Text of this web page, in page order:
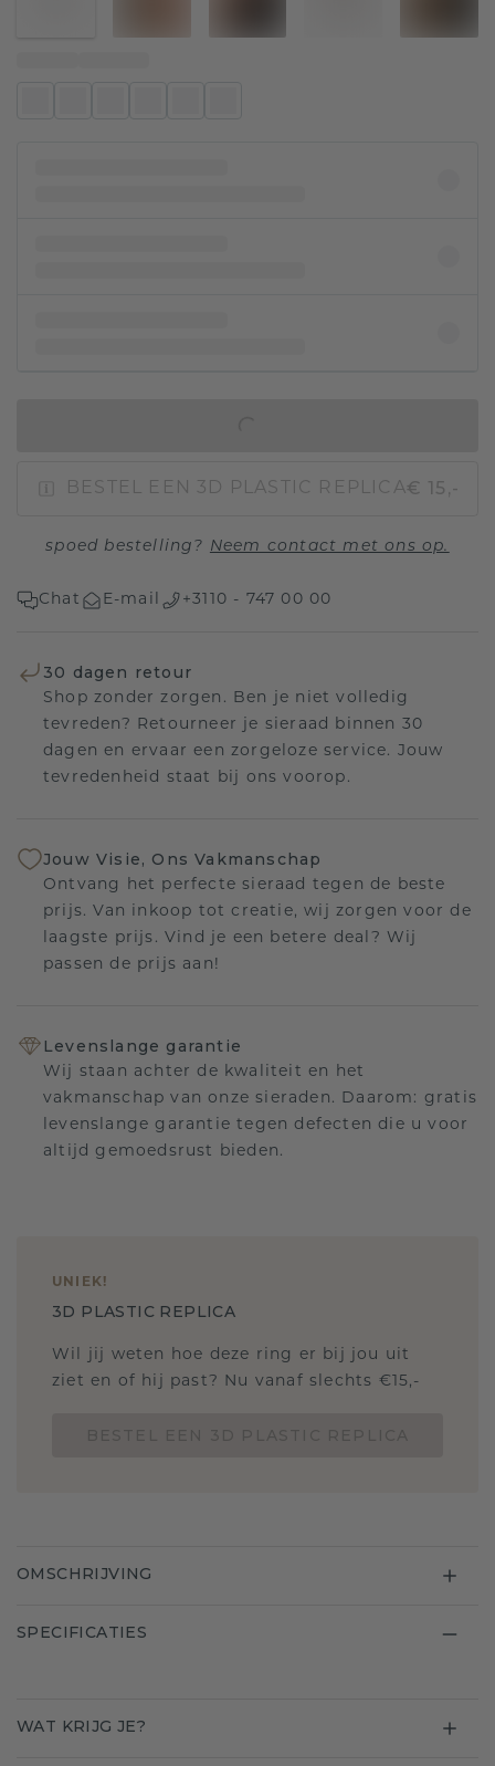
BESTEL EEN 3D PLASTIC REPLICA€ 15,-
spoed bestelling? Neem contact met ons op.
Chat E-mail +3110 - 747 00 00
30 dagen retour
Shop zonder zorgen. Ben je niet volledig
tevreden? Retourneer je sieraad binnen 30
dagen en ervaar een zorgeloze service. Jouw
tevredenheid staat bij ons voorop.
Jouw Visie, Ons Vakmanschap
Ontvang het perfecte sieraad tegen de beste
prijs. Van inkoop tot creatie, wij zorgen voor de
laagste prijs. Vind je een betere deal? Wij
passen de prijs aan!
Levenslange garantie
Wij staan achter de kwaliteit en het
vakmanschap van onze sieraden. Daarom: gratis
levenslange garantie tegen defecten die u voor
altijd gemoedsrust bieden.
UNIEK!
3D PLASTIC REPLICA
Wil jij weten hoe deze ring er bij jou uit
ziet en of hij past? Nu vanaf slechts €15,-
OMSCHRIJVING
SPECIFICATIES
WAT KRIJG JE?